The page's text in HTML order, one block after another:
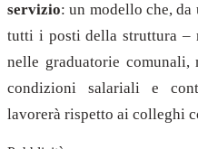
servizio: un modello che,
tutti i posti della struttura –
nelle graduatorie comunali,
condizioni salariali e
lavorerà rispetto ai colleghi